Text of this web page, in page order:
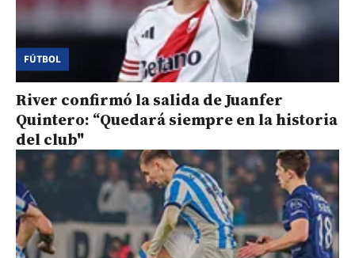
FÚTBOL
River confirmó la salida de Juanfer
Quintero: “Quedará siempre en la historia
del club"